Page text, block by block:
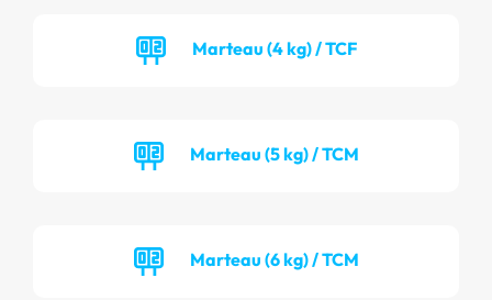
Marteau (4 kg) / TCF
Marteau (5 kg) / TCM
Marteau (6 kg) / TCM